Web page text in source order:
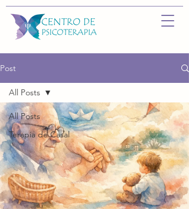
Post
All Posts
Terapia de Casal
All Posts